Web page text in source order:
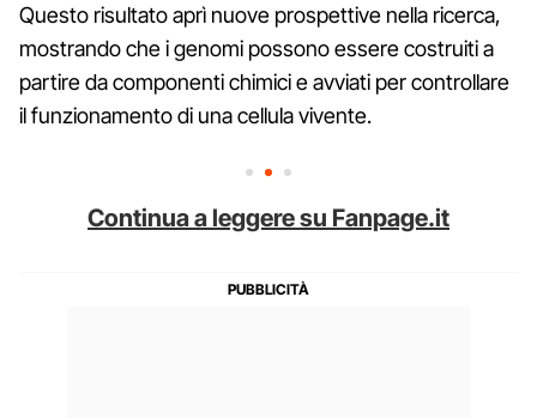
Questo risultato aprì nuove prospettive nella ricerca,
mostrando che i genomi possono essere costruiti a
partire da componenti chimici e avviati per controllare
il funzionamento di una cellula vivente.
Continua a leggere su Fanpage.it